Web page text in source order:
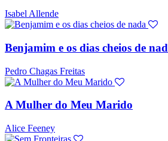
Isabel Allende
Benjamim e os dias cheios de
Pedro Chagas Freitas
A Mulher do Meu Marido
Alice Feeney